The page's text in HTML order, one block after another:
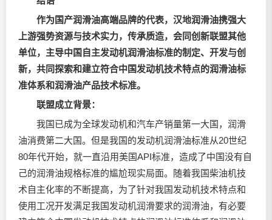
作为国产润滑油高端品牌的代表，汉地润滑油携强大
上游强势资源与技术实力，传承质造，会同创新联盟其他
单位，主导中国自主发动机润滑油标准的制定、开发与创
新，共同探索和建立符合中国发动机技术特点的润滑油标
准体系和润滑油产品技术标准。
联盟成立背景：
我国已成为全球发动机和汽车产销量第一大国，润滑
油消费第二大国。但是我国的发动机润滑油标准从20世纪
80年代开始，就一直沿用美国API标准，造成了中国没有自
己的润滑油规格标准的尴尬现实局面。随着我国柴油机技
术自主化率的不断提高，为了针对我国发动机技术特点和
使用工况开发满足我国发动机润滑要求的润滑油，有必要